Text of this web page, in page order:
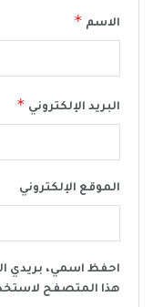
الاسم *
البريد الإلكتروني *
الموقع الإلكتروني
احفظ اسمي، بريدي
هذا المتصفح